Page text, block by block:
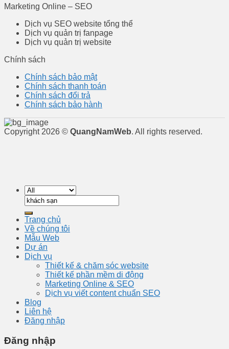
Marketing Online – SEO
Dịch vụ SEO website tổng thể
Dịch vụ quản trị fanpage
Dịch vụ quản trị website
Chính sách
Chính sách bảo mật
Chính sách thanh toán
Chính sách đổi trả
Chính sách bảo hành
Copyright 2026 © QuangNamWeb. All rights reserved.
Tìm
kiếm:
Trang chủ
Về chúng tôi
Mẫu Web
Dự án
Dịch vụ
Thiết kế & chăm sóc website
Thiết kế phần mềm di động
Marketing Online & SEO
Dịch vụ viết content chuẩn SEO
Blog
Liên hệ
Đăng nhập
Đăng nhập